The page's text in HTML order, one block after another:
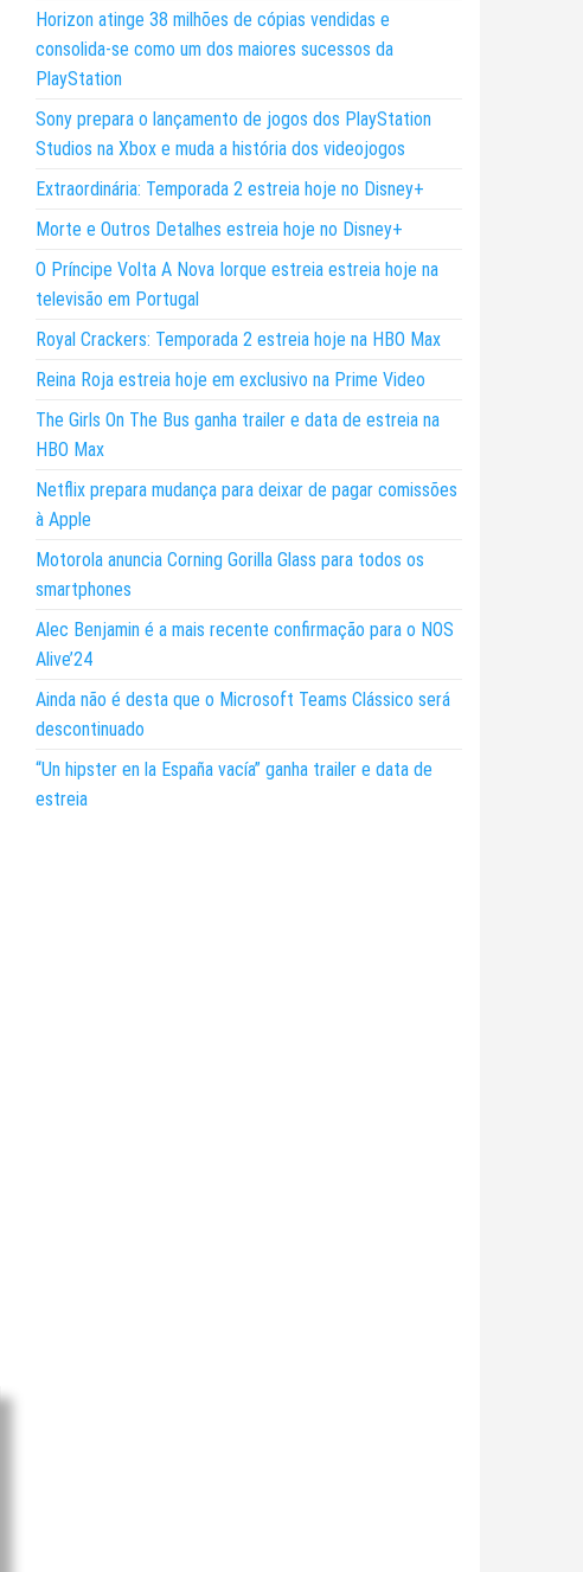
Horizon atinge 38 milhões de cópias vendidas e
consolida-se como um dos maiores sucessos da
PlayStation
Sony prepara o lançamento de jogos dos PlayStation
Studios na Xbox e muda a história dos videojogos
Extraordinária: Temporada 2 estreia hoje no Disney+
Morte e Outros Detalhes estreia hoje no Disney+
O Príncipe Volta A Nova Iorque estreia estreia hoje na
televisão em Portugal
Royal Crackers: Temporada 2 estreia hoje na HBO Max
Reina Roja estreia hoje em exclusivo na Prime Video
The Girls On The Bus ganha trailer e data de estreia na
HBO Max
Netflix prepara mudança para deixar de pagar comissões
à Apple
Motorola anuncia Corning Gorilla Glass para todos os
smartphones
Alec Benjamin é a mais recente confirmação para o NOS
Alive’24
Ainda não é desta que o Microsoft Teams Clássico será
descontinuado
“Un hipster en la España vacía” ganha trailer e data de
estreia